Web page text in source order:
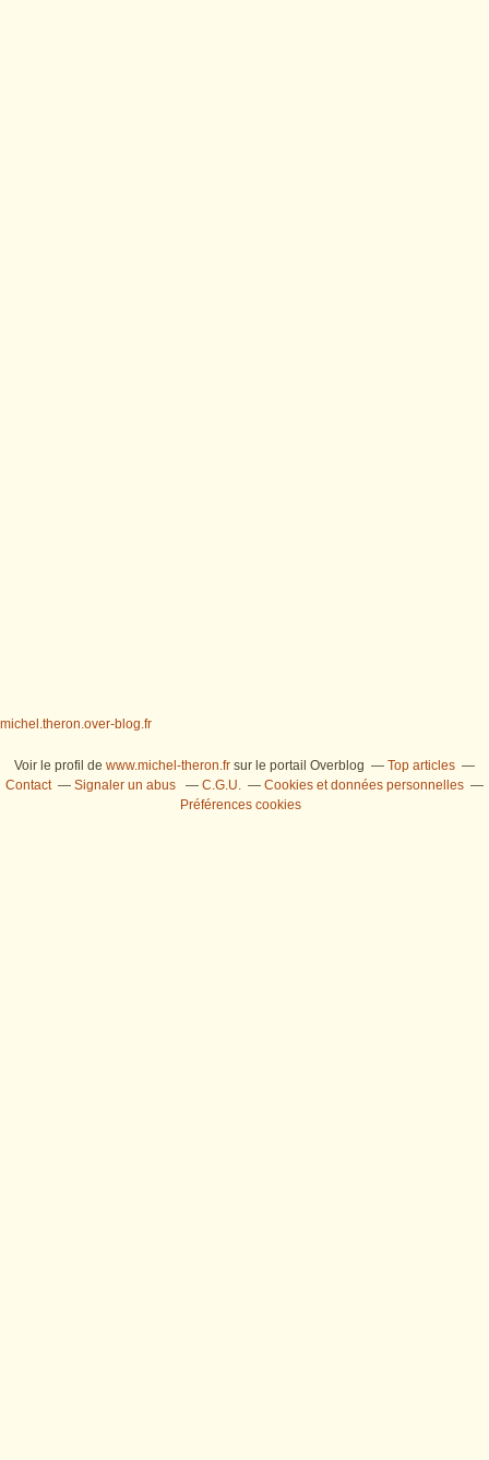
michel.theron.over-blog.fr
Voir le profil de www.michel-theron.fr sur le portail Overblog
Top articles
Contact
Signaler un abus C.G.U.
Cookies et données personnelles
Préférences cookies